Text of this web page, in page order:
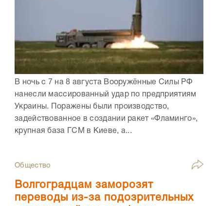
В ночь с 7 на 8 августа Вооружённые Силы РФ
нанесли массированный удар по предприятиям
Украины. Поражены были производство,
задействованное в создании ракет «Фламинго»,
крупная база ГСМ в Киеве, а...
Общество
Волгоградцам заморозят
переводы из-за подозрительных